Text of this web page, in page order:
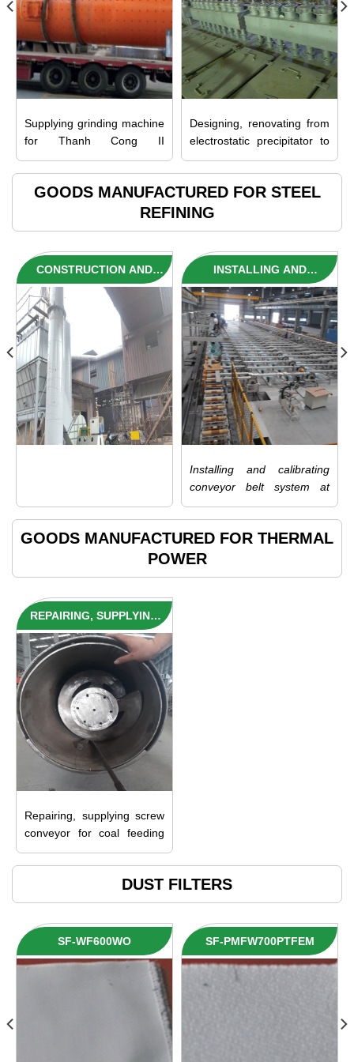
Supplying grinding machine
for Thanh Cong II
Construction Materials
Production JSC
FILTER FOR CEMENT
MILLING MACHINE
Designing, renovating from
electrostatic precipitator to
bag filter for cement milling
machine – Customer:
Vicem Bim Son Cement
Joint Stock Company
GOODS MANUFACTURED FOR STEEL
REFINING
CONSTRUCTION AND
INSTALLATION OF DUST
FILTER SYSTEM 34,000
M3 / H FLOW
INSTALLING AND
CALIBRATING
CONVEYOR BELT
SYSTEM AT ALUMINIUM
CASTING FACTORY
Installing and calibrating
conveyor belt system at
aluminium casting factory,
SMC Vietnam Co., Ltd
GOODS MANUFACTURED FOR THERMAL
POWER
REPAIRING, SUPPLYING
SCREW CONVEYOR FOR
COAL FEEDING SYSTEM
OF FURNACE 1
Repairing, supplying screw
conveyor for coal feeding
system of Furnace 1 – Na
Duong Thermal Power
DUST FILTERS
SF-WF600WO SF-PMFW700PTFEM